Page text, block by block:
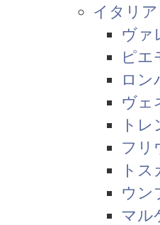
イタリア
ヴァ
ピエ
ロン
ヴェ
ト
フリ
ト
ウン
マル